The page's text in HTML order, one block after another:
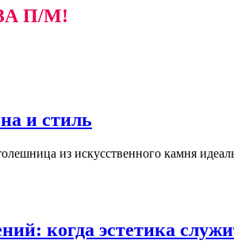
П/М!
и стиль
из искусственного камня
когда эстетика